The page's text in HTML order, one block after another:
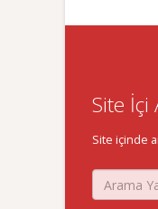
Site İçi
Site içinde